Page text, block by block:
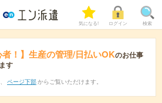
気になる! ログイン 検索
者！】生産の管理/日払いOKのお仕事
す
ページ下部 からご覧いただけます。